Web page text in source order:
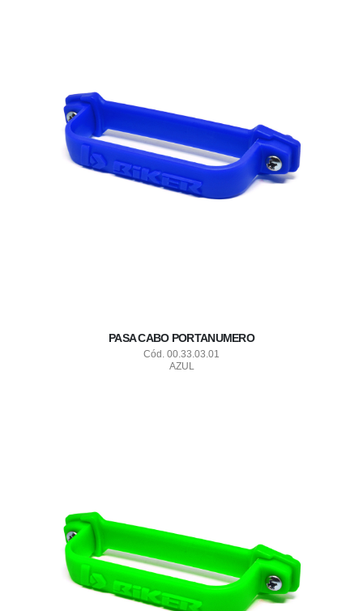
PASA CABO PORTANUMERO
Cód. 00.33.03.01
AZUL